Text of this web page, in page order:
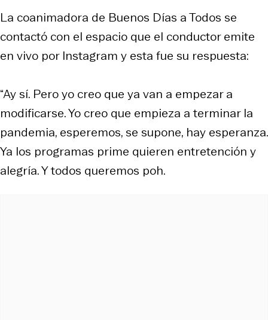
La coanimadora de Buenos Días a Todos se
contactó con el espacio que el conductor emite
en vivo por Instagram y esta fue su respuesta:
“Ay sí. Pero yo creo que ya van a empezar a
modificarse. Yo creo que empieza a terminar la
pandemia, esperemos, se supone, hay esperanza.
Ya los programas prime quieren entretención y
alegría. Y todos queremos poh.